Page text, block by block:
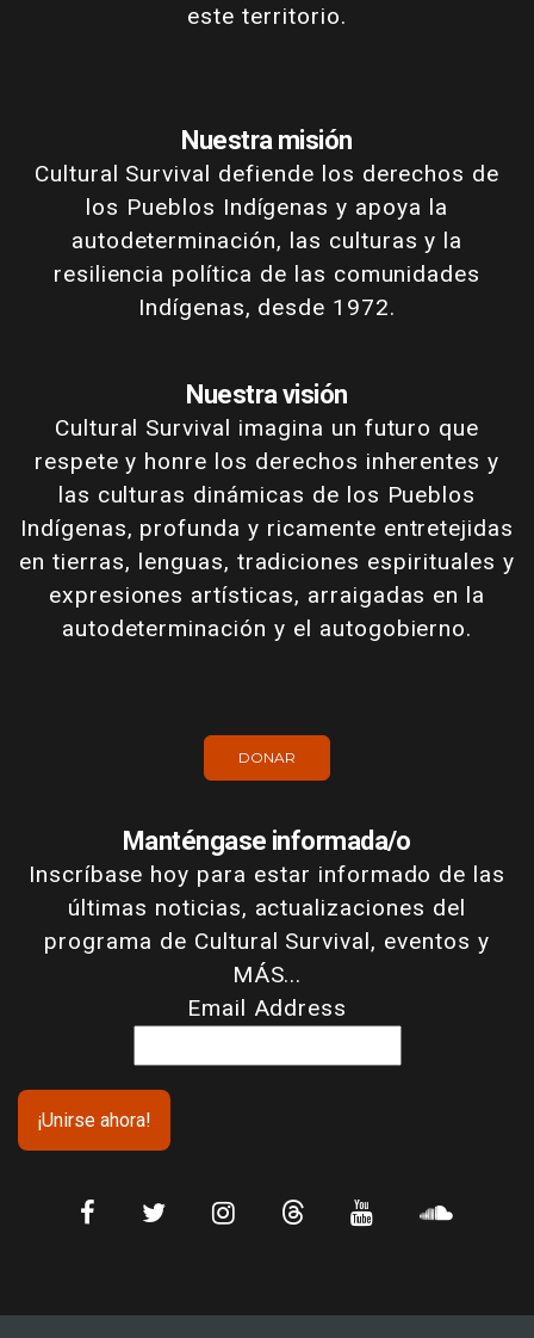
este territorio.
Nuestra misión
Cultural Survival defiende los derechos de
los Pueblos Indígenas y apoya la
autodeterminación, las culturas y la
resiliencia política de las comunidades
Indígenas, desde 1972.
Nuestra visión
Cultural Survival imagina un futuro que
respete y honre los derechos inherentes y
las culturas dinámicas de los Pueblos
Indígenas, profunda y ricamente entretejidas
en tierras, lenguas, tradiciones espirituales y
expresiones artísticas, arraigadas en la
autodeterminación y el autogobierno.
DONAR
Manténgase informada/o
Inscríbase hoy para estar informado de las
últimas noticias, actualizaciones del
programa de Cultural Survival, eventos y
MÁS...
Email Address